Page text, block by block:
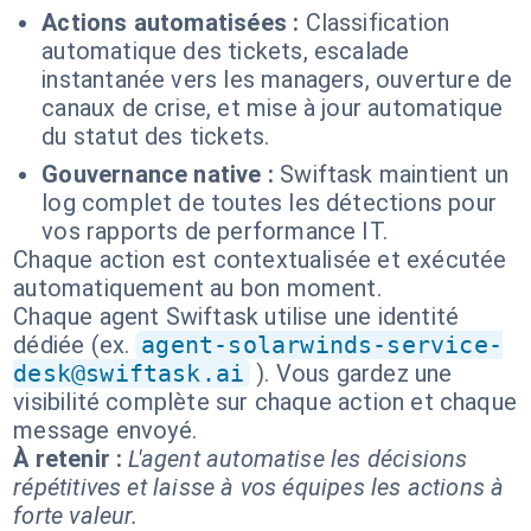
Actions automatisées : Classification
automatique des tickets, escalade
instantanée vers les managers, ouverture de
canaux de crise, et mise à jour automatique
du statut des tickets.
Gouvernance native : Swiftask maintient un
log complet de toutes les détections pour
vos rapports de performance IT.
Chaque action est contextualisée et exécutée
automatiquement au bon moment.
Chaque agent Swiftask utilise une identité
dédiée (ex. agent-solarwinds-service-
desk@swiftask.ai ). Vous gardez une
visibilité complète sur chaque action et chaque
message envoyé.
À retenir : L'agent automatise les décisions
répétitives et laisse à vos équipes les actions à
forte valeur.